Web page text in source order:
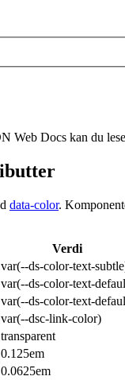
Web Docs kan du
data-color.
Verdi
var(--ds-color-text-
var(--ds-color-text-
var(--ds-color-text-
var(--dsc-link-color)
transparent
0.125em
0.0625em